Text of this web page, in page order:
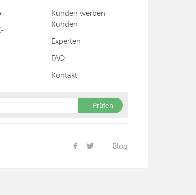
Kunden werben
Kunden
Experten
FAQ
Kontakt
Prüfen
Blog